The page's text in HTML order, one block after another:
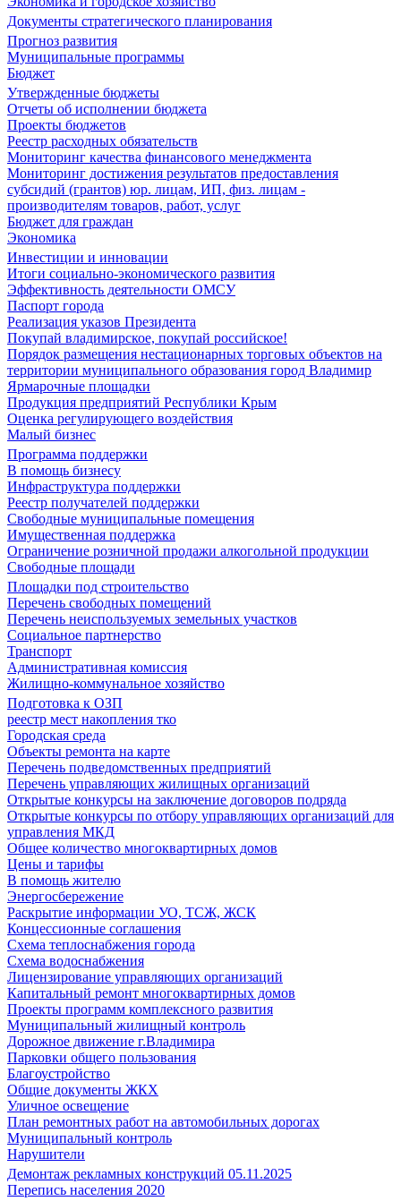
Документы стратегического планирования
Прогноз развития
Муниципальные программы
Бюджет
Утвержденные бюджеты
Отчеты об исполнении бюджета
Проекты бюджетов
Реестр расходных обязательств
Мониторинг качества финансового менеджмента
Мониторинг достижения результатов предоставления
субсидий (грантов) юр. лицам, ИП, физ. лицам -
производителям товаров, работ, услуг
Бюджет для граждан
Экономика
Инвестиции и инновации
Итоги социально-экономического развития
Эффективность деятельности ОМСУ
Паспорт города
Реализация указов Президента
Покупай владимирское, покупай российское!
Порядок размещения нестационарных торговых объектов на
территории муниципального образования город Владимир
Ярмарочные площадки
Продукция предприятий Республики Крым
Оценка регулирующего воздействия
Малый бизнес
Программа поддержки
В помощь бизнесу
Инфраструктура поддержки
Реестр получателей поддержки
Свободные муниципальные помещения
Имущественная поддержка
Ограничение розничной продажи алкогольной продукции
Свободные площади
Площадки под строительство
Перечень свободных помещений
Перечень неиспользуемых земельных участков
Социальное партнерство
Транспорт
Административная комиссия
Жилищно-коммунальное хозяйство
Подготовка к ОЗП
реестр мест накопления тко
Городская среда
Объекты ремонта на карте
Перечень подведомственных предприятий
Перечень управляющих жилищных организаций
Открытые конкурсы на заключение договоров подряда
Открытые конкурсы по отбору управляющих организаций для
управления МКД
Общее количество многоквартирных домов
Цены и тарифы
В помощь жителю
Энергосбережение
Раскрытие информации УО, ТСЖ, ЖСК
Концессионные соглашения
Схема теплоснабжения города
Схема водоснабжения
Лицензирование управляющих организаций
Капитальный ремонт многоквартирных домов
Проекты программ комплексного развития
Муниципальный жилищный контроль
Дорожное движение г.Владимира
Парковки общего пользования
Благоустройство
Общие документы ЖКХ
Уличное освещение
План ремонтных работ на автомобильных дорогах
Муниципальный контроль
Нарушители
Демонтаж рекламных конструкций 05.11.2025
Перепись населения 2020